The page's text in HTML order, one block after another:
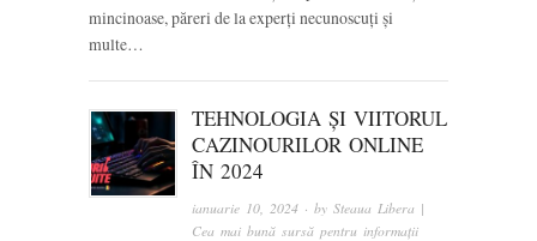
mincinoase, păreri de la experți necunoscuți și
multe…
TEHNOLOGIA ȘI VIITORUL
CAZINOURILOR ONLINE
ÎN 2024
ianuarie 10, 2024 · bySteaua Libera |
Cea mai bună sursă pentru informații